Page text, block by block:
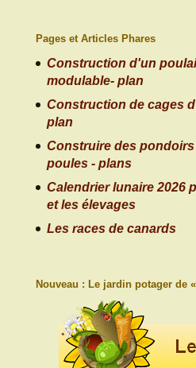
Pages et Articles Phares
Construction d'un
modulable- plan
Construction de cages
plan
Construire des
poules - plans
Calendrier lunaire 2026
et les élevages
Les races de canards
Nouveau : Le jardin potager de